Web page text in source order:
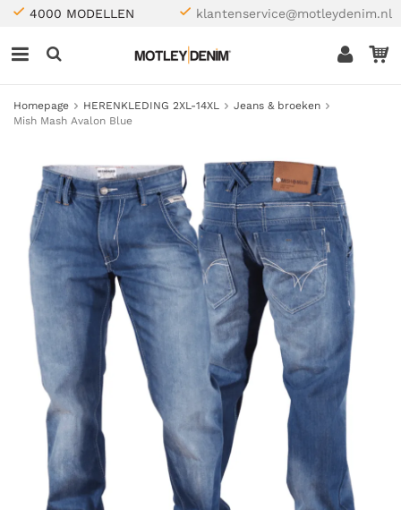
4000 MODELLEN klantenservice@motleydenim.nl
Homepage HERENKLEDING 2XL-14XL
Jeans & broeken
Mish Mash Avalon Blue